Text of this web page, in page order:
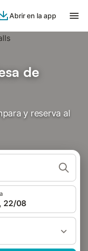
Abrir en la app
de
y reserva al
22/08